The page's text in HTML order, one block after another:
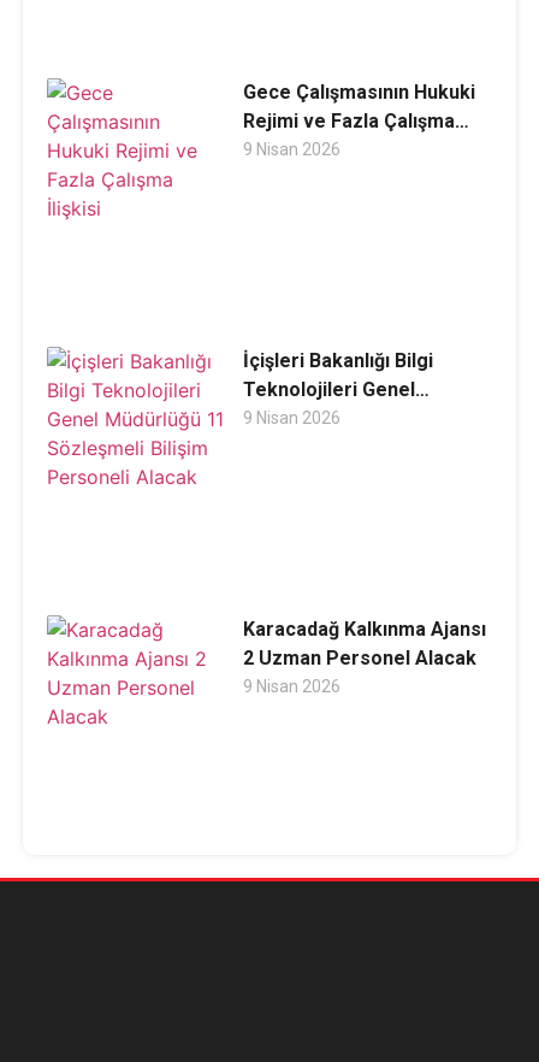
Gece Çalışmasının Hukuki
Rejimi ve Fazla Çalışma
İlişkisi
9 Nisan 2026
İçişleri Bakanlığı Bilgi
Teknolojileri Genel
Müdürlüğü 11 Sözleşmeli
9 Nisan 2026
Karacadağ Kalkınma Ajansı
2 Uzman Personel Alacak
9 Nisan 2026